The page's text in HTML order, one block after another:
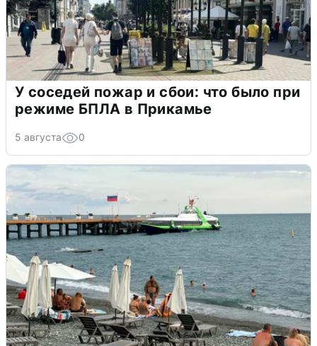
У соседей пожар и сбои: что было при
режиме БПЛА в Прикамье
5 августа 0